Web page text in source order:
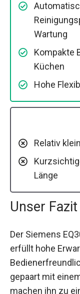
Wartung
Kompakte
Küchen
Hohe
Relativ
Länge
Unser Fazit
Der Siemens
erfüllt hohe
gepaart mit
machen ihn zu